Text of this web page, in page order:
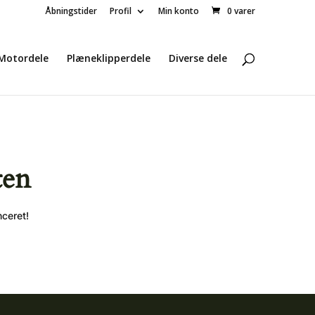
Åbningstider Profil Min konto 0 varer
Plæneklipperdele Diverse dele